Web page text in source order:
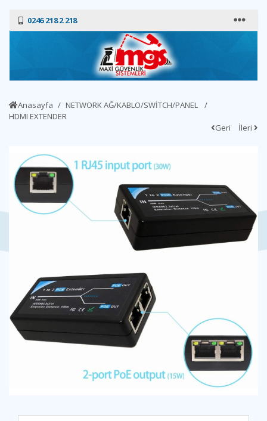
0246 218 2 218
Anasayfa
NETWORK AĞ/KABLO/SWİTCH/PANEL
HDMI EXTENDER
Geri
İleri